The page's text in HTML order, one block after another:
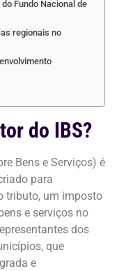
Fundo Nacional de
regionais no
do IBS?
Bens e Serviços) é
para
tributo, um imposto
e serviços no
dos
que
e